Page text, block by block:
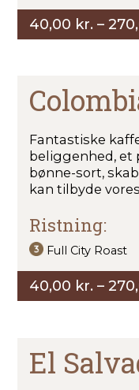
40,00 kr. –
Fantastiske
beliggenhed, et
bønne-sort,
kan tilbyde
Ristning:
Full City Roast
40,00 kr. –
El